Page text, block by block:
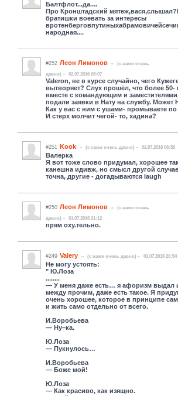
Балтфлот...да....
Про Кронштадский
братишки воевать за интересы
вротенберговпутиныхабрамовичей
народная....
#252 Леон Лимонов
(c нами очень
давно)
02.07.2016 08:07
Valeron, не в курсе случайно, чего
вытворяет? Слух прошёл, что более
вместе с командующим и
подали заявки в Нату на службу. Может
Как у вас с ним с ушами- промываете по
И стерх молчит чегой- то, хадина?
#251 Kook (c нами очень давно) 02.07.2016 06:56
Валерка
Я вот тоже слово придумал, хорошее
канешна идивж, но смысл другой
точна, другие - догадываются laugh
#250 Леон Лимонов
(c нами очень
давно)
01.07.2016 21:12
прям оху.тельно.
#249 Valery (c нами очень давно) 01.07.2016 20:54
Не могу устоять:
" Ю.Лоза
........
― У меня даже есть… я афоризм выдал
между прочим, даже есть такое. Я
очень хорошее, которое в принципе
и жить само отдельно от всего.
И.Воробьева
― Ну–ка.
Ю.Лоза
― Пукнулось…
И.Воробьева
― Боже мой!
Ю.Лоза
― Как красиво, как изящно.